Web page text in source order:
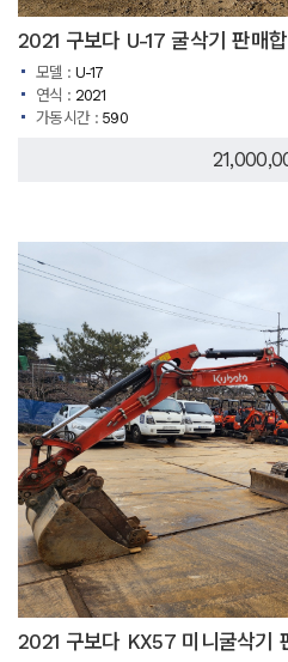
2021 구보다 U-17 굴삭기 판매
모델 : U-17
연식 : 2021
가동시간 : 590
2021 구보다 KX57 미니굴삭기